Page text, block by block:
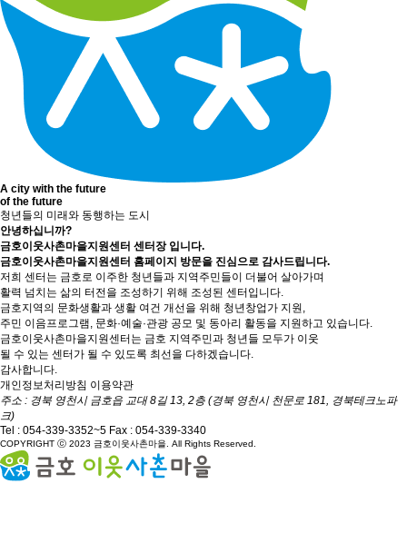
A city with the future
of the future
청년들의 미래와 동행하는 도시
안녕하십니까?
금호이웃사촌마을지원센터 센터장 입니다.
금호이웃사촌마을지원센터 홈페이지 방문을 진심으로 감사드립니다.
저희 센터는 금호로 이주한 청년들과 지역주민들이 더불어 살아가며
활력 넘치는 삶의 터전을 조성하기 위해 조성된 센터입니다.
금호지역의 문화생활과 생활 여건 개선을 위해 청년창업가 지원,
주민 이음프로그램, 문화·예술·관광 공모 및 동아리 활동을 지원하고 있습니다.
금호이웃사촌마을지원센터는 금호 지역주민과 청년들 모두가 이웃
될 수 있는 센터가 될 수 있도록 최선을 다하겠습니다.
감사합니다.
개인정보처리방침 이용약관
주소 : 경북 영천시 금호읍 교대 8길 13, 2층 (경북 영천시 천문로 181, 경북테크노파
크)
Tel : 054-339-3352~5 Fax : 054-339-3340
COPYRIGHT ⓒ 2023 금호이웃사촌마을. All Rights Reserved.